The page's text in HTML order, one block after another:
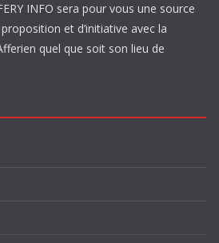
INFO sera pour vous une source
et d’initiative avec la
quel que soit son lieu de